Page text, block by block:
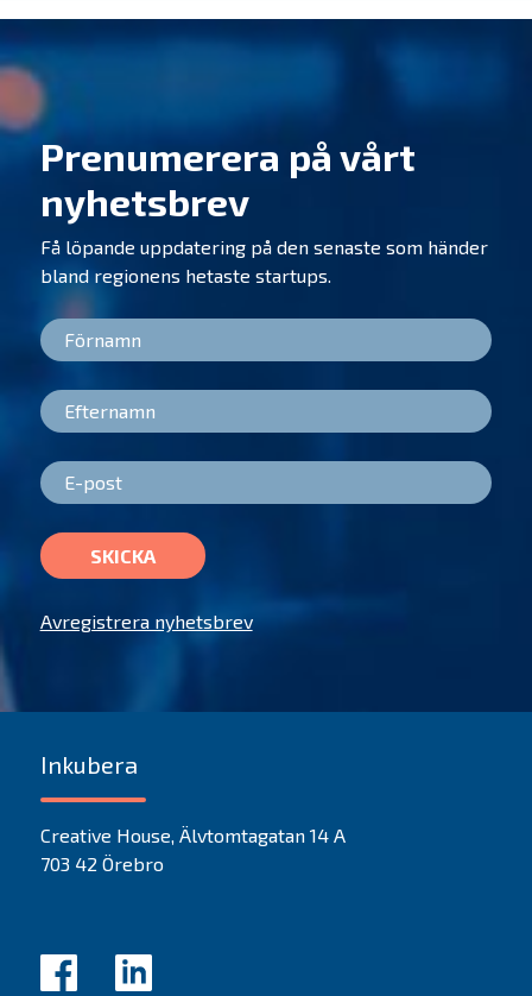
Prenumerera på vårt
nyhetsbrev
Få löpande uppdatering på den senaste som händer
bland regionens hetaste startups.
SKICKA
Avregistrera nyhetsbrev
Inkubera
Creative House, Älvtomtagatan 14 A
703 42 Örebro